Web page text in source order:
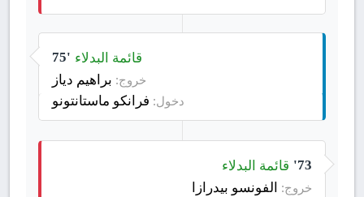
75' قائمة البدلاء
خروج: براهيم دياز
دخول: فرانكو ماستانتونو
73' قائمة البدلاء
خروج: الفونسو بيدرازا